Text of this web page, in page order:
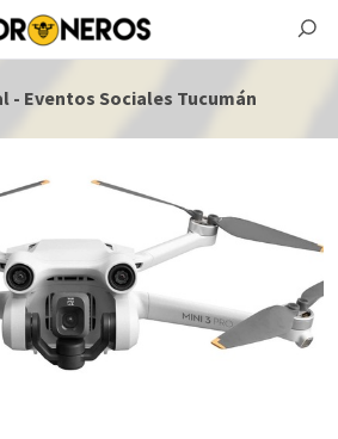
- Eventos Sociales Tucumán